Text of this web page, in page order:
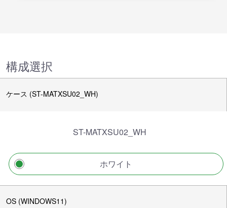
構成選択
ケース (ST-MATXSU02_WH)
ST-MATXSU02_WH
ホワイト
OS (WINDOWS11)